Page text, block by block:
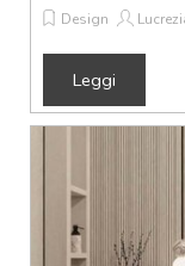
Design
Leggi